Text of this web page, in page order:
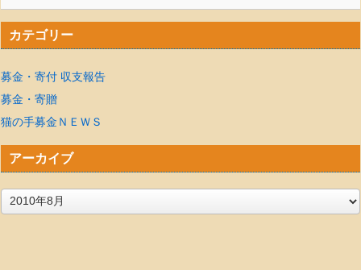
カテゴリー
募金・寄付 収支報告
募金・寄贈
猫の手募金ＮＥＷＳ
アーカイブ
ア
ー